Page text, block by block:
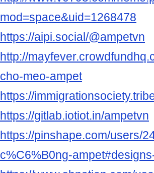
mod=space&uid=1268478
https://aipi.social/@ampetvn
http://
cho-meo-ampet
https://
https://gitlab.iotiot.in/ampetvn
https://pinshape.com/users/
c%C6%B0ng-